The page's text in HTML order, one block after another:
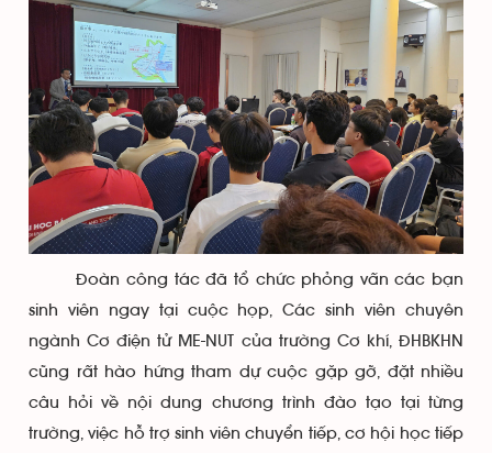
Đoàn công tác đã tổ chức phỏng vấn các bạn
sinh viên ngay tại cuộc họp, Các sinh viên chuyên
ngành Cơ điện tử ME-NUT của trường Cơ khí, ĐHBKHN
cũng rất hào hứng tham dự cuộc gặp gỡ, đặt nhiều
câu hỏi về nội dung chương trình đào tạo tại từng
trường, việc hỗ trợ sinh viên chuyển tiếp, cơ hội học tiếp